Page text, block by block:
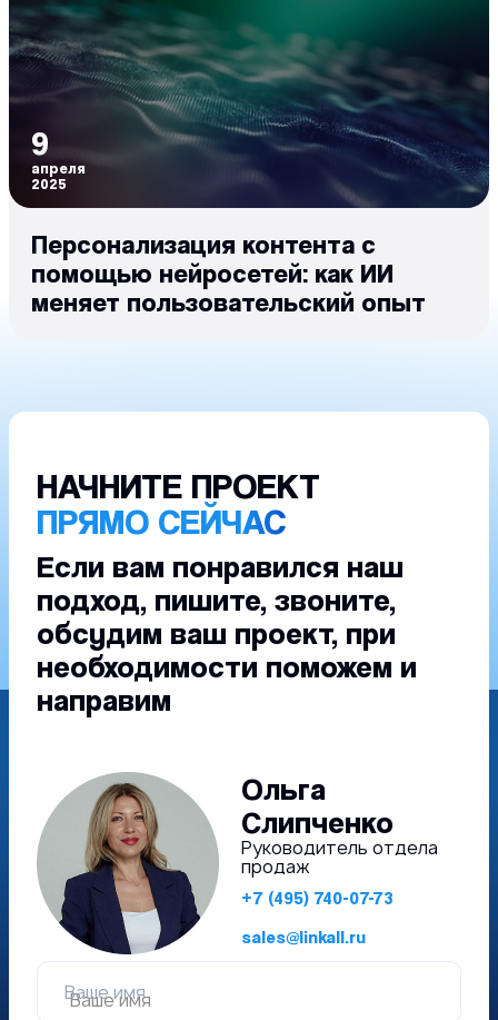
9
апреля
2025
Персонализация контента с
помощью нейросетей: как ИИ
меняет пользовательский опыт
НАЧНИТЕ ПРОЕКТ
ПРЯМО СЕЙЧАС
Если вам понравился наш
подход, пишите, звоните,
обсудим ваш проект, при
необходимости поможем и
направим
Ольга
Слипченко
Руководитель отдела
продаж
+7 (495) 740-07-73
sales@linkall.ru
Ваше имя